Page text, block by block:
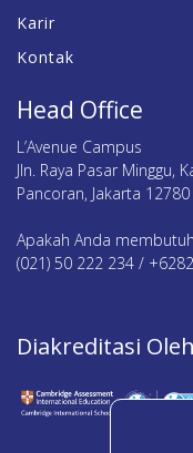
Karir
Kontak
Head Office
L’Avenue Campus
Jln. Raya Pasar Minggu,
Pancoran, Jakarta 12780
Apakah Anda
(021) 50 222 234 /
Diakreditasi